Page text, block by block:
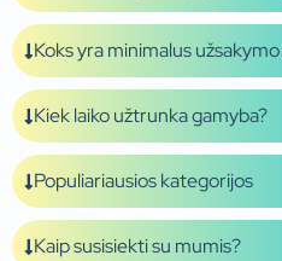
Koks yra minimalus
Kiek laiko užtrunka gamyba?
Populiariausios kategorijos
Kaip susisiekti su mumis?